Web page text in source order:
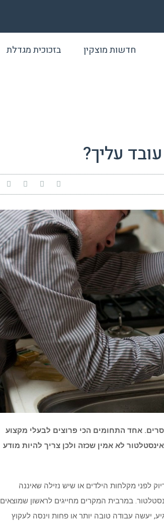
חדשות מוצקין בזכוכית מגדלת
עליך?
אחד התחומים הכי פרוצים לבעלי מקצוע
לא אמין שכזה ולכן צריך להיות מודע
לפני מקלחות הילדים או שיש נזילה שאיננה
במרבית המקרים מחייגים לראשון שמוצאים
יעשה עבודה טובה יותר או פחות וינסה לעקוץ